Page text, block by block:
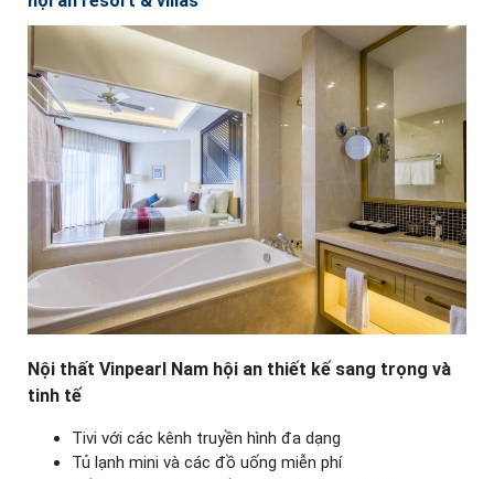
Nội thất Vinpearl Nam hội an thiết kế sang trọng và
tinh tế
Tivi với các kênh truyền hình đa dạng
Tủ lạnh mini và các đồ uống miễn phí